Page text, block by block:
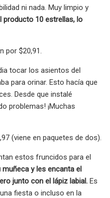
ni nada. Muy limpio y
producto 10 estrellas, lo
por $20,91.
tocar los asientos del
para orinar. Esto hacía que
Desde que instalé
problemas! ¡Muchas
(viene en paquetes de dos).
estos fruncidos para el
y les encanta el
junto con el lápiz labial. Es
fiesta o incluso en la